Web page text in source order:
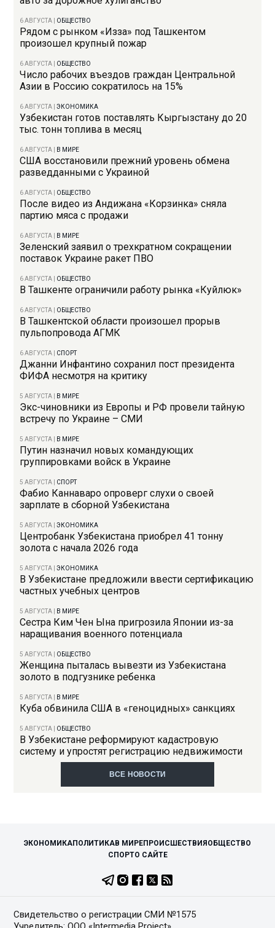
6 АВГУСТА ОБЩЕСТВО
Рядом с рынком «Изза» под Ташкентом
произошел крупный пожар
6 АВГУСТА ОБЩЕСТВО
Число рабочих въездов граждан Центральной
Азии в Россию сократилось на 15%
6 АВГУСТА |ЭКОНОМИКА
Узбекистан готов поставлять Кыргызстану до 20
тыс. тонн топлива в месяц
6 АВГУСТА В МИРЕ
США восстановили прежний уровень обмена
разведданными с Украиной
6 АВГУСТА ОБЩЕСТВО
После видео из Андижана «Корзинка» сняла
партию мяса с продажи
6 АВГУСТА В МИРЕ
Зеленский заявил о трехкратном сокращении
поставок Украине ракет ПВО
6 АВГУСТА ОБЩЕСТВО
В Ташкенте ограничили работу рынка «Куйлюк»
6 АВГУСТА ОБЩЕСТВО
В Ташкентской области произошел прорыв
пульпопровода АГМК
6 АВГУСТА СПОРТ
Джанни Инфантино сохранил пост президента
ФИФА несмотря на критику
5 АВГУСТА В МИРЕ
Экс-чиновники из Европы и РФ провели тайную
встречу по Украине – СМИ
5 АВГУСТА В МИРЕ
Путин назначил новых командующих
группировками войск в Украине
5 АВГУСТА СПОРТ
Фабио Каннаваро опроверг слухи о своей
зарплате в сборной Узбекистана
5 АВГУСТА |ЭКОНОМИКА
Центробанк Узбекистана приобрел 41 тонну
золота с начала 2026 года
5 АВГУСТА |ЭКОНОМИКА
В Узбекистане предложили ввести сертификацию
частных учебных центров
5 АВГУСТА В МИРЕ
Сестра Ким Чен Ына пригрозила Японии из-за
наращивания военного потенциала
5 АВГУСТА ОБЩЕСТВО
Женщина пыталась вывезти из Узбекистана
золото в подгузнике ребенка
5 АВГУСТА В МИРЕ
Куба обвинила США в «геноцидных» санкциях
5 АВГУСТА ОБЩЕСТВО
В Узбекистане реформируют кадастровую
систему и упростят регистрацию недвижимости
ВСЕ НОВОСТИ
ЭКОНОМИКАПОЛИТИКАВ МИРЕПРОИСШЕСТВИЯОБЩЕСТВО
СПОРТО САЙТЕ
Свидетельство о регистрации СМИ №1575